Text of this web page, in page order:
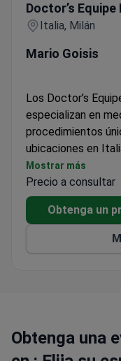
Doctor’s
Italia, Milán
Mario Goisis
Los Doctor’s
especializan en
procedimientos
ubicaciones en
Centros de
grasa
Sede central en
de
Se centra
Mostrar más
Precio a consultar
Obtenga un
Obtenga una